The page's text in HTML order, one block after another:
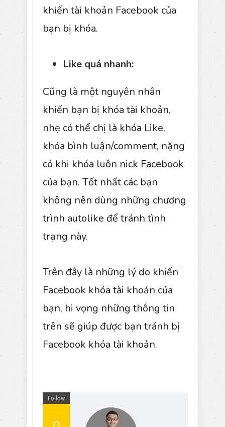
khiến tài khoản Facebook của
bạn bị khóa.
Like quá nhanh:
Cũng là một nguyên nhân
khiến bạn bị khóa tài khoản,
nhẹ có thể chị là khóa Like,
khóa bình luận/comment, nặng
có khi khóa luôn nick Facebook
của bạn. Tốt nhất các bạn
không nên dùng những chương
trình autolike để tránh tình
trạng này.
Trên đây là những lý do khiến
Facebook khóa tài khoản của
bạn, hi vọng những thông tin
trên sẽ giúp được bạn tránh bị
Facebook khóa tài khoản.
Follow